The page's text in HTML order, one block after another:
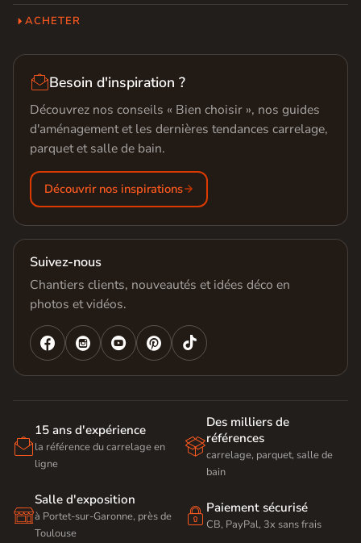
ACHETER
Besoin d'inspiration ?
Découvrez nos conseils « Bien choisir », nos guides
d'aménagement et les dernières tendances carrelage,
parquet et salle de bain.
Découvrir nos inspirations
Suivez-nous
Chantiers clients, nouveautés et idées déco en
photos et vidéos.
   

15 ans d'expérience
la référence du carrelage en
ligne

Des milliers de
références
carrelage, parquet, salle de
bain

Salle d'exposition
à Portet-sur-Garonne, près de
Toulouse
 Paiement sécurisé
CB, PayPal, 3x sans frais